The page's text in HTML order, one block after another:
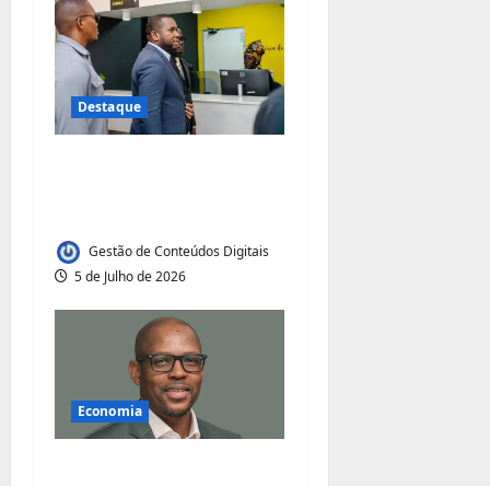
Destaque
Gestão de Conteúdos Digitais
5 de Julho de 2026
Economia